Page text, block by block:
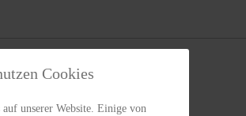
Cookies
unserer Website. Einige von